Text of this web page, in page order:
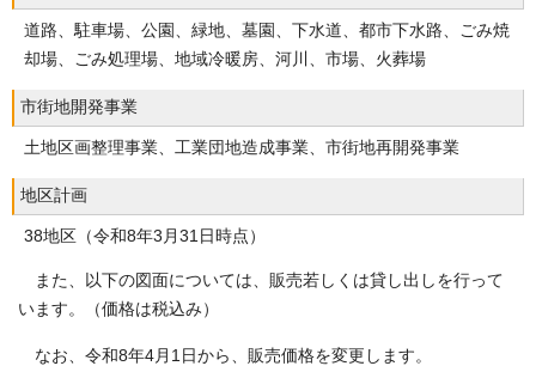
道路、駐車場、公園、緑地、墓園、下水道、都市下水路、ごみ焼
却場、ごみ処理場、地域冷暖房、河川、市場、火葬場
市街地開発事業
土地区画整理事業、工業団地造成事業、市街地再開発事業
地区計画
38地区（令和8年3月31日時点）
また、以下の図面については、販売若しくは貸し出しを行って
います。（価格は税込み）
なお、令和8年4月1日から、販売価格を変更します。